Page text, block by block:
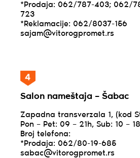
*Prodaja: 062/787-403; 062/
723
*Reklamacije: 062/8037-156
sajam@vitorogpromet.rs
Salon nameštaja – Šabac
Zapadna transverzala 1, (kod
Pon – Pet: 09 – 21h, Sub: 10 –
Broj telefona:
*Prodaja: 062/80-19-685
sabac@vitorogpromet.rs